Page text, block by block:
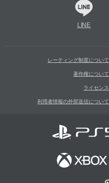
LINE
レーティング制度について
著作権について
ライセンス
利用者情報の外部送信について